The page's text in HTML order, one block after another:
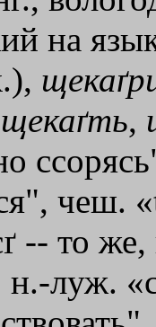
на
щекаґть,
чеш.
-- то
луж.